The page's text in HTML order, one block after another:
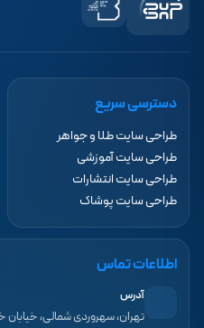
دسترسی سریع
طراحی سایت طلا و جواهر
طراحی سایت آموزشی
طراحی سایت انتشارات
طراحی سایت پوشاک
اطلاعات تماس
آدرس